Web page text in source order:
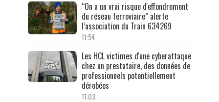
“On a un vrai risque d'effondrement
du réseau ferroviaire” alerte
l’association du Train 634269
11:54
Les HCL victimes d'une cyberattaque
chez un prestataire, des données de
professionnels potentiellement
dérobées
11:03